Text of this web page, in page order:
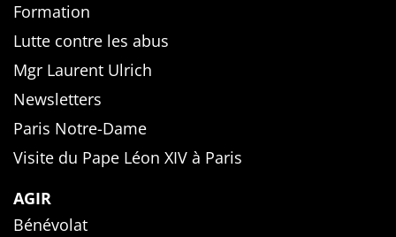
Formation
Lutte contre les abus
Mgr Laurent Ulrich
Newsletters
Paris Notre-Dame
Visite du Pape Léon XIV à Paris
AGIR
Bénévolat